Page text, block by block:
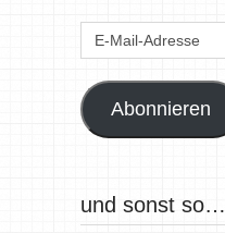
E-
Abonnieren
und sonst so…